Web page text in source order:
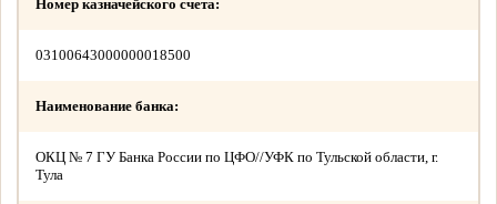
Номер казначейского счета:
03100643000000018500
Наименование банка:
ОКЦ № 7 ГУ Банка России по ЦФО//УФК по Тульской области, г.
Тула